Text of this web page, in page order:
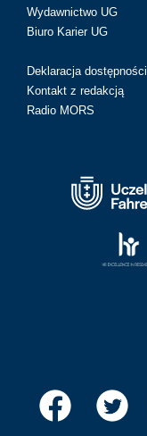
Wydawnictwo UG
Biuro Karier UG
Deklaracja dostępności
Kontakt z redakcją
Radio MORS